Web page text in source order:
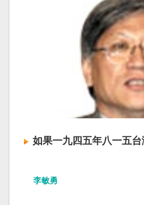
如果一九四五年八一五台
李敏勇